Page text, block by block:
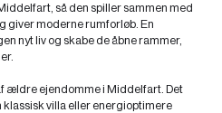
så den spiller sammen med
giver moderne rumforløb. En
nyt liv og skabe de åbne rammer,
ældre ejendomme i Middelfart. Det
klassisk villa eller energioptimere